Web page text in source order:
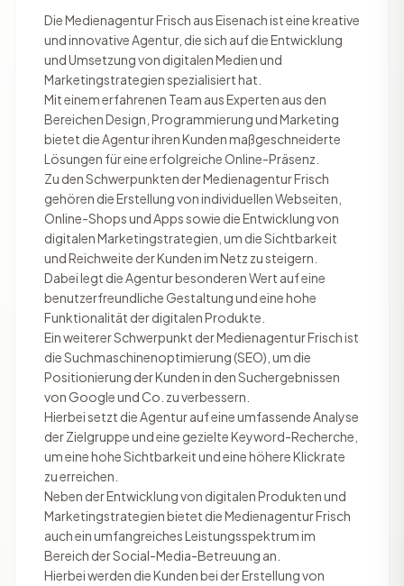
Die Medienagentur Frisch aus Eisenach ist eine kreative
und innovative Agentur, die sich auf die Entwicklung
und Umsetzung von digitalen Medien und
Marketingstrategien spezialisiert hat.
Mit einem erfahrenen Team aus Experten aus den
Bereichen Design, Programmierung und Marketing
bietet die Agentur ihren Kunden maßgeschneiderte
Lösungen für eine erfolgreiche Online-Präsenz.
Zu den Schwerpunkten der Medienagentur Frisch
gehören die Erstellung von individuellen Webseiten,
Online-Shops und Apps sowie die Entwicklung von
digitalen Marketingstrategien, um die Sichtbarkeit
und Reichweite der Kunden im Netz zu steigern.
Dabei legt die Agentur besonderen Wert auf eine
benutzerfreundliche Gestaltung und eine hohe
Funktionalität der digitalen Produkte.
Ein weiterer Schwerpunkt der Medienagentur Frisch ist
die Suchmaschinenoptimierung (SEO), um die
Positionierung der Kunden in den Suchergebnissen
von Google und Co. zu verbessern.
Hierbei setzt die Agentur auf eine umfassende Analyse
der Zielgruppe und eine gezielte Keyword-Recherche,
um eine hohe Sichtbarkeit und eine höhere Klickrate
zu erreichen.
Neben der Entwicklung von digitalen Produkten und
Marketingstrategien bietet die Medienagentur Frisch
auch ein umfangreiches Leistungsspektrum im
Bereich der Social-Media-Betreuung an.
Hierbei werden die Kunden bei der Erstellung von